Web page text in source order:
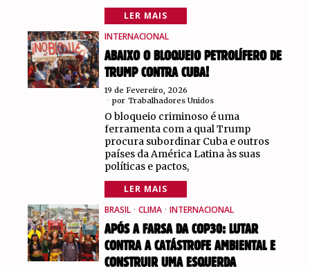
LER MAIS
INTERNACIONAL
ABAIXO O BLOQUEIO PETROLÍFERO DE
TRUMP CONTRA CUBA!
19 de Fevereiro, 2026
por Trabalhadores Unidos
O bloqueio criminoso é uma
ferramenta com a qual Trump
procura subordinar Cuba e outros
países da América Latina às suas
políticas e pactos,
LER MAIS
BRASIL · CLIMA · INTERNACIONAL
APÓS A FARSA DA COP30: LUTAR
CONTRA A CATÁSTROFE AMBIENTAL E
CONSTRUIR UMA ESQUERDA